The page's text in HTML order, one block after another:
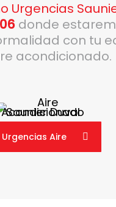
Urgencias
donde
con tu
acondicionado.
Urgencias Aire